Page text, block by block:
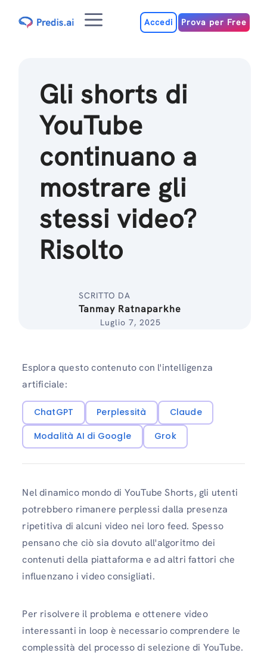
MenuAccedi Prova per Free
Gli shorts di
YouTube
continuano a
mostrare gli
stessi video?
Risolto
SCRITTO DA
Tanmay Ratnaparkhe
Luglio 7, 2025
Esplora questo contenuto con l'intelligenza
artificiale:
ChatGPT Perplessità
Claude
Modalità AI di Google
Grok
Nel dinamico mondo di YouTube Shorts, gli utenti
potrebbero rimanere perplessi dalla presenza
ripetitiva di alcuni video nei loro feed. Spesso
pensano che ciò sia dovuto all'algoritmo dei
contenuti della piattaforma e ad altri fattori che
influenzano i video consigliati.
Per risolvere il problema e ottenere video
interessanti in loop è necessario comprendere le
complessità del processo di selezione di YouTube.